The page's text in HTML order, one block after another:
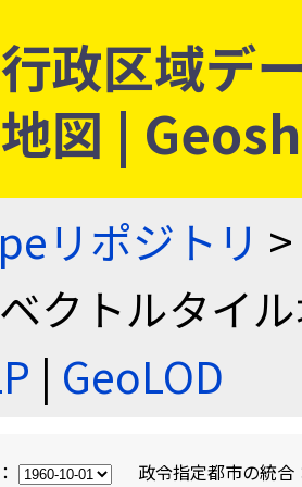
政区域デ
図 |
リポジトリ >
クトルタイ
| GeoLOD
政令指定都市の統